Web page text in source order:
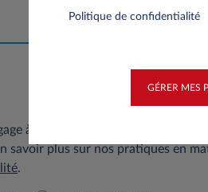
à protéger la confidentialité
savoir plus sur nos pratiques en
.
Politique de confidentialité
GÉRER MES